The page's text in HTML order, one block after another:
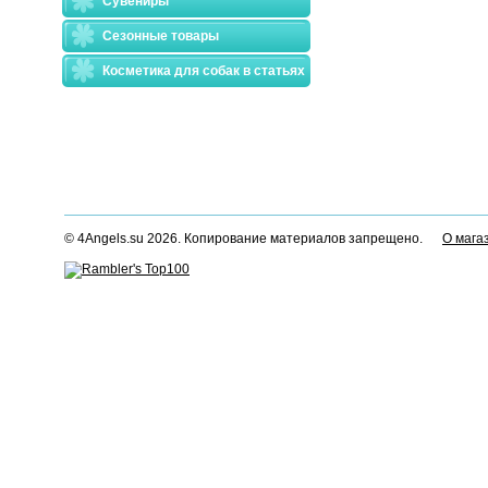
Сезонные товары
Косметика для собак в статьях
© 4Angels.su 2026. Копирование материалов запрещено. О